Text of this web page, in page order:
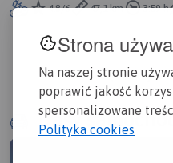
Strona
Na naszej stronie
poprawić jakość
spersonalizowane
Polityka cookies
4.8/6
47,1 km 3:59 h
Szukaj w
Trasy